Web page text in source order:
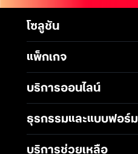
โซลูชัน
Mobile
5G Infrastructure
Broadband Internet
Business Network
Wireless Network
แพ็กเกจ
แพ็กเกจมือถือ
โซลูชันสำหรับ SME
บริการออนไลน์
ธุรกรรมและแบบฟอร์ม
ช่องทางการชำระค่าบริการ
บริการช่วยเหลือ